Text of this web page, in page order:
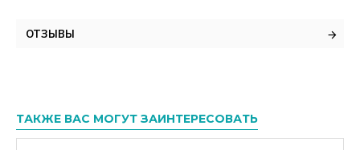
ОТЗЫВЫ
ТАКЖЕ ВАС МОГУТ ЗАИНТЕРЕСОВАТЬ